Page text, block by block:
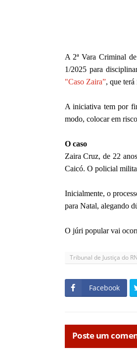
A 2ª Vara Criminal
1/2025 para
"Caso Zaira”, que terá
A iniciativa tem por
modo, colocar em
O caso
Zaira Cruz, de 22
Caicó. O policial
Inicialmente, o
para Natal, alegando
O júri popular vai
Tribunal de Justiça do RN
Facebook
Poste um